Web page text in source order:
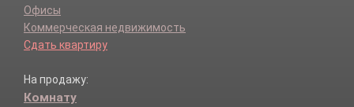
Офисы
Коммерческая недвижимость
Сдать квартиру
На продажу:
Комнату